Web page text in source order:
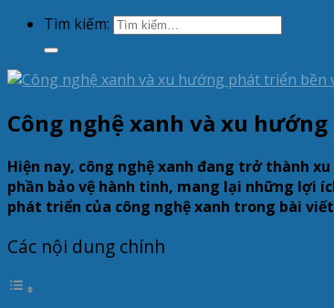
Tìm kiếm:
Công nghệ xanh và xu
Hiện nay, công nghệ xanh đang trở thành
phần bảo vệ hành tinh, mang lại những lợi
phát triển của công nghệ xanh trong bài
Các nội dung chính